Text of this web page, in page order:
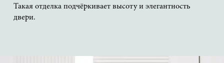
Такая отделка подчёркивает высоту и элегантность
двери.